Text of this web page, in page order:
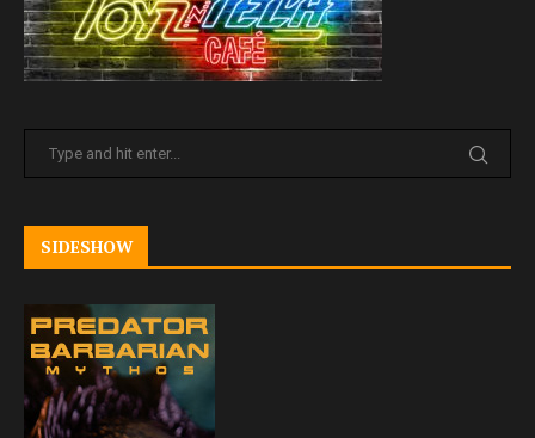
SIDESHOW